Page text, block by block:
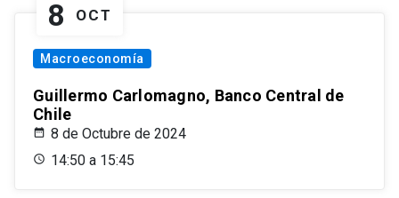
8 OCT
Macroeconomía
Guillermo Carlomagno, Banco Central de
Chile
8 de Octubre de 2024
14:50 a 15:45